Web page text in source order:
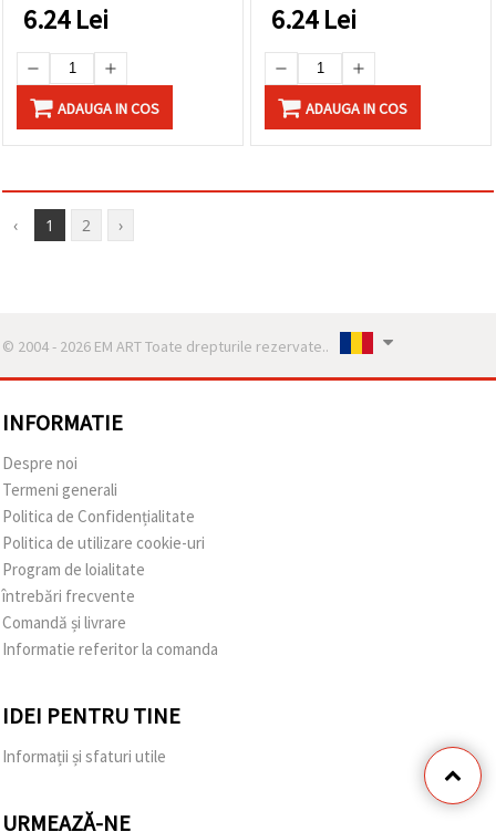
6.24Lei
ADAUGA IN COS
6.24Lei
ADAUGA IN COS
‹ 1 2 ›
© 2004 - 2026 EM ART Toate drepturile rezervate..
INFORMATIE
Despre noi
Termeni generali
Politica de Confidențialitate
Politica de utilizare cookie-uri
Program de loialitate
întrebări frecvente
Comandă și livrare
Informatie referitor la comanda
IDEI PENTRU TINE
Informații și sfaturi utile
URMEAZĂ-NE